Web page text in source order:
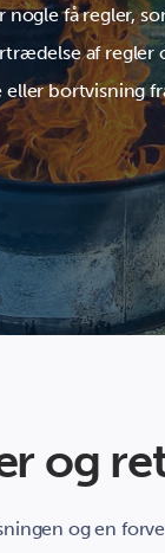
nogle få regler,
af
bortvisning
og
og en